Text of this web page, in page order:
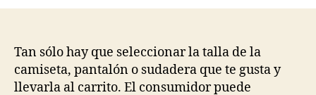
Tan sólo hay que seleccionar la talla de la
camiseta, pantalón o sudadera que te gusta y
llevarla al carrito. El consumidor puede